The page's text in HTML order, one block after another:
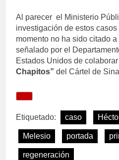
Al parecer el Ministerio
investigación de estos casos
momento no ha sido citado
señalado por el
Estados Unidos de
Chapitos” del Cártel de
Etiquetado: caso
Melesio portada
regeneración